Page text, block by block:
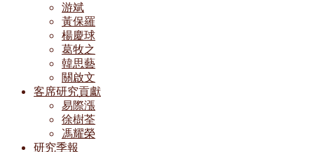
游斌
黃保羅
楊慶球
葛牧之
韓思藝
關啟文
客席研究貢獻
易際漲
徐樹荃
馮耀榮
研究季報